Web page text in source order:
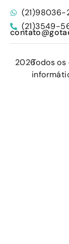
(21)98036-
(21)3549-
2026Todos